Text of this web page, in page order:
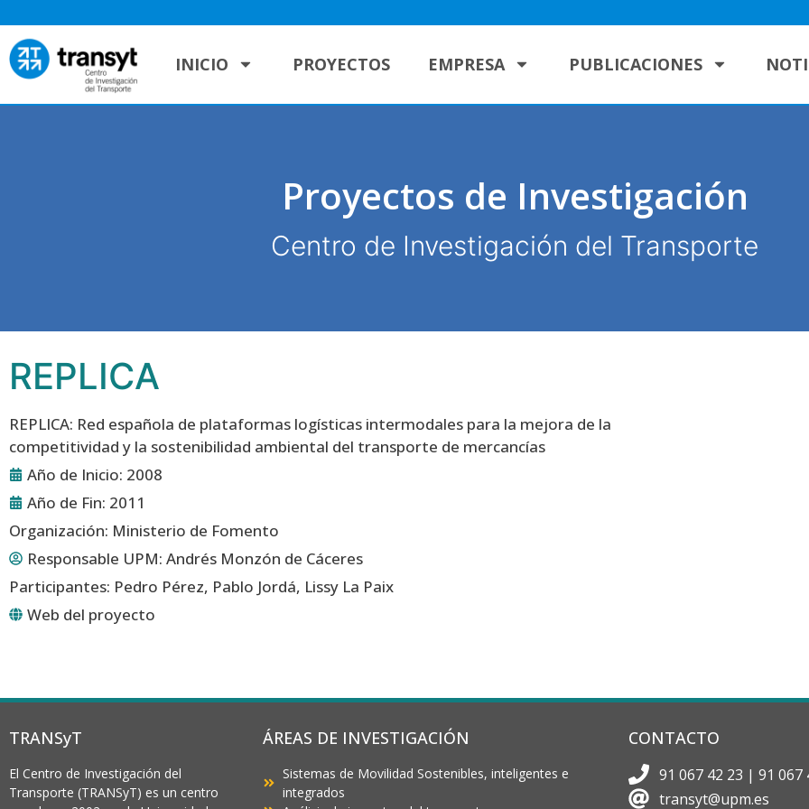
INICIO PROYECTOS EMPRESA PUBLICACIONES
Proyectos de Investigación
Centro de Investigación del Transporte
REPLICA
REPLICA: Red española de plataformas logísticas intermodales para la mejora de la
competitividad y la sostenibilidad ambiental del transporte de mercancías
Año de Inicio: 2008
Año de Fin: 2011
Organización: Ministerio de Fomento
Responsable UPM: Andrés Monzón de Cáceres
Participantes: Pedro Pérez, Pablo Jordá, Lissy La Paix
Web del proyecto
TRANSyT
El Centro de Investigación del
Transporte (TRANSyT) es un centro
ÁREAS DE INVESTIGACIÓN
Sistemas de Movilidad Sostenibles, inteligentes e
integrados
CONTACTO
91 067 42 23 | 91 067
transyt@upm.es